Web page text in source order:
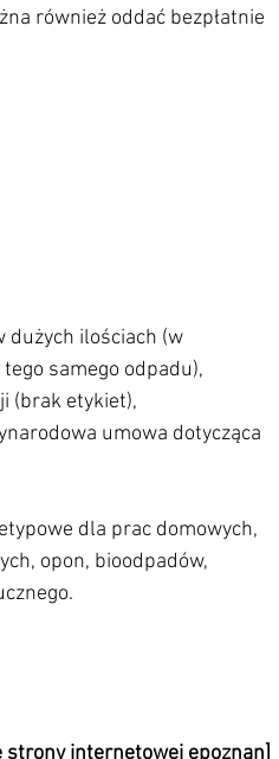
samego odpadu),
(brak etykiet),
dla prac domowych,
strony internetowej epoznan]